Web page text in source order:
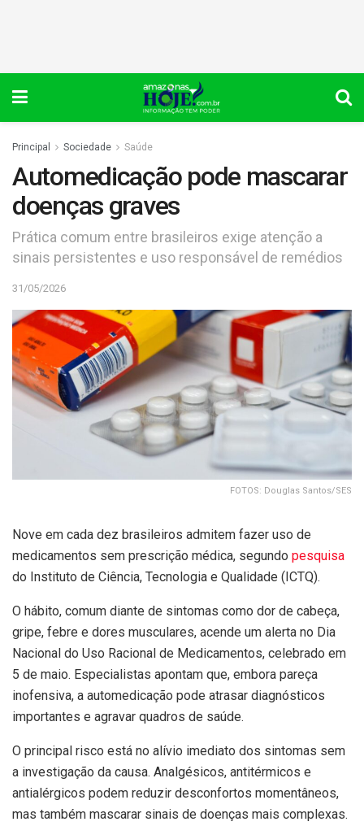
Principal Sociedade Saúde
Automedicação pode mascarar
doenças graves
Prática comum entre brasileiros exige atenção a
sinais persistentes e uso responsável de remédios
31/05/2026
FOTOS: Douglas Santos/SES
Nove em cada dez brasileiros admitem fazer uso de
medicamentos sem prescrição médica, segundo pesquisa
do Instituto de Ciência, Tecnologia e Qualidade (ICTQ).
O hábito, comum diante de sintomas como dor de cabeça,
gripe, febre e dores musculares, acende um alerta no Dia
Nacional do Uso Racional de Medicamentos, celebrado em
5 de maio. Especialistas apontam que, embora pareça
inofensiva, a automedicação pode atrasar diagnósticos
importantes e agravar quadros de saúde.
O principal risco está no alívio imediato dos sintomas sem
a investigação da causa. Analgésicos, antitérmicos e
antialérgicos podem reduzir desconfortos momentâneos,
mas também mascarar sinais de doenças mais complexas.